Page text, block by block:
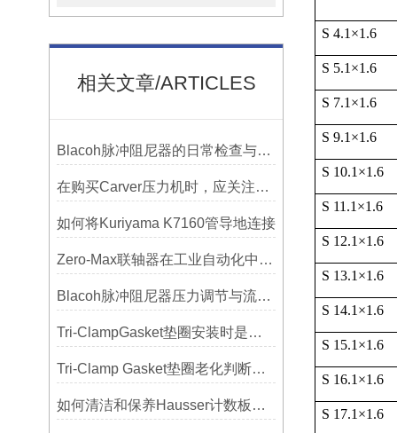
相关文章/ARTICLES
Blacoh脉冲阻尼器的日常检查与预防性维护清单
在购买Carver压力机时，应关注哪些性能指标？
如何将Kuriyama K7160管导地连接
Zero-Max联轴器在工业自动化中的关键作用
Blacoh脉冲阻尼器压力调节与流量匹配技巧
Tri-ClampGasket垫圈安装时是否需要涂抹润滑剂或密封脂？
Tri-Clamp Gasket垫圈老化判断，定期更换维护要点
如何清洁和保养Hausser计数板，避免划伤网格线？
S 4.1 ×1.6
S 5.1 ×1.6
S 7.1 ×1.6
S 9.1 ×1.6
S 10.1 ×1.6
S 11.1 ×1.6
S 12.1 ×1.6
S 13.1 ×1.6
S 14.1 ×1.6
S 15.1 ×1.6
S 16.1 ×1.6
S 17.1 ×1.6